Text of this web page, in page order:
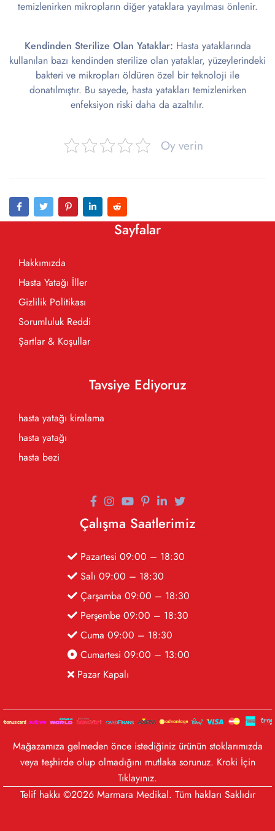
temizlenirken mikropların diğer yataklara yayılması önlenir.
Kendinden Sterilize Olan Yataklar: Hasta yataklarında
kullanılan bazı kendinden sterilize olan yataklar, yüzeylerindeki
bakteri ve mikropları öldüren özel bir teknoloji ile
donatılmıştır. Bu sayede, hasta yatakları temizlenirken
enfeksiyon riski daha da azaltılır.
Oy verin
Sayfalar
Hakkımızda
Hasta Yatağı İller
Gizlilik Politikası
Sorumluluk Reddi
Şartlar & Koşullar
Tavsiye Ediyoruz
hasta yatağı kiralama
hasta yatağı
hasta bezi
Çalışma Saatlerimiz
Pazartesi 09:00 – 18:30
Salı 09:00 – 18:30
Çarşamba 09:00 – 18:30
Perşembe 09:00 – 18:30
Cuma 09:00 – 18:30
Cumartesi 09:00 – 13:00
Pazar Kapalı
Mağazamıza gelmeden önce istediğiniz ürünün stoklarımızda
veya teşhirde olup olmadığını mutlaka sorunuz. Kroki İçin
Tıklayınız.
Telif hakkı ©2026 Marmara Medikal. Tüm hakları Saklıdır